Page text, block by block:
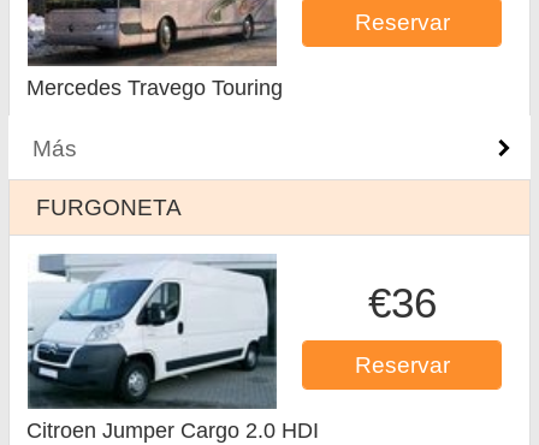
Reservar
Mercedes Travego Touring
Más
FURGONETA
€36
Reservar
Citroen Jumper Cargo 2.0 HDI